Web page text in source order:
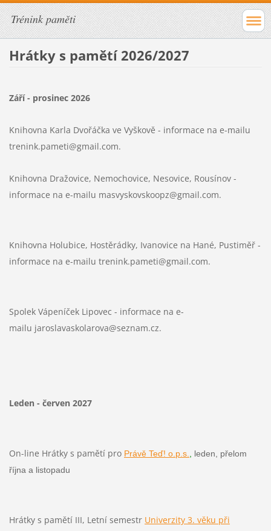
Trénink paměti
Hrátky s pamětí 2026/2027
Září - prosinec 2026
Knihovna Karla Dvořáčka ve Vyškově - informace na e-mailu
trenink.pameti@gmail.com.
Knihovna Dražovice, Nemochovice, Nesovice, Rousínov -
informace na e-mailu masvyskovskoopz@gmail.com.
Knihovna Holubice, Hostěrádky, Ivanovice na Hané, Pustiměř -
informace na e-mailu trenink.pameti@gmail.com.
Spolek Vápeníček Lipovec - informace na e-
mailu jaroslavaskolarova@seznam.cz.
Leden - červen 2027
On-line Hrátky s pamětí pro Právě Teď! o.p.s.
leden, přelom
října a listopadu
Hrátky s pamětí III, Letní semestr Univerzity 3. věku při